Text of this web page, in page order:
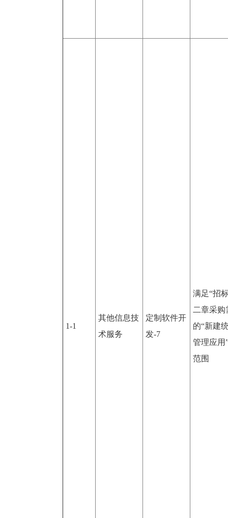
1-1
其他信息技
术服务
定制软件开
发-7
满足“招
二章采购
的“新建
管理应用
范围